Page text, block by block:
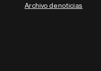
Archivo de noticias